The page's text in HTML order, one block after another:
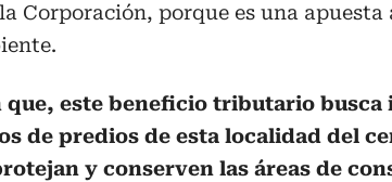
Corporación, porque es una apuesta
que, este beneficio tributario busca
de predios de esta localidad del
y conserven las áreas de